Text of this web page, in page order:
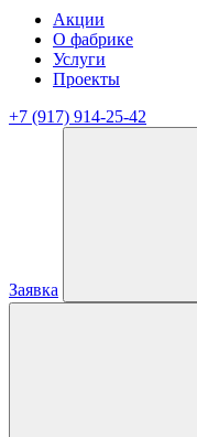
Акции
О фабрике
Услуги
Проекты
+7 (917) 914-25-42
Заявка